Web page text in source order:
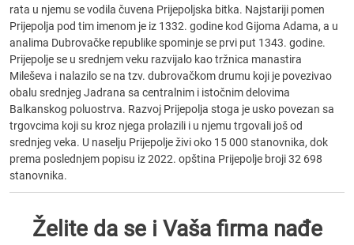
rata u njemu se vodila čuvena Prijepoljska bitka. Najstariji pomen
Prijepolja pod tim imenom je iz 1332. godine kod Gijoma Adama, a u
analima Dubrovačke republike spominje se prvi put 1343. godine.
Prijepolje se u srednjem veku razvijalo kao tržnica manastira
Mileševa i nalazilo se na tzv. dubrovačkom drumu koji je povezivao
obalu srednjeg Jadrana sa centralnim i istočnim delovima
Balkanskog poluostrva. Razvoj Prijepolja stoga je usko povezan sa
trgovcima koji su kroz njega prolazili i u njemu trgovali još od
srednjeg veka. U naselju Prijepolje živi oko 15 000 stanovnika, dok
prema poslednjem popisu iz 2022. opština Prijepolje broji 32 698
stanovnika.
Želite da se i Vaša firma nađe